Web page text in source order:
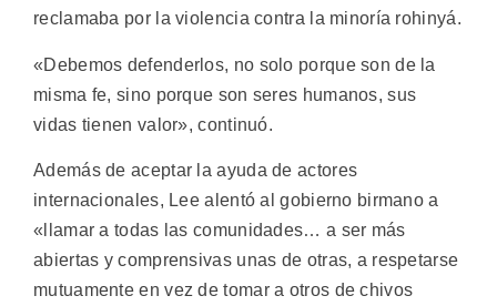
reclamaba por la violencia contra la minoría rohinyá.
«Debemos defenderlos, no solo porque son de la
misma fe, sino porque son seres humanos, sus
vidas tienen valor», continuó.
Además de aceptar la ayuda de actores
internacionales, Lee alentó al gobierno birmano a
«llamar a todas las comunidades… a ser más
abiertas y comprensivas unas de otras, a respetarse
mutuamente en vez de tomar a otros de chivos